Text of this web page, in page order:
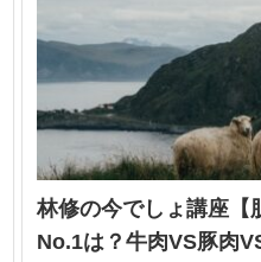
林修の今でしょ講座【
No.1は？牛肉VS豚肉